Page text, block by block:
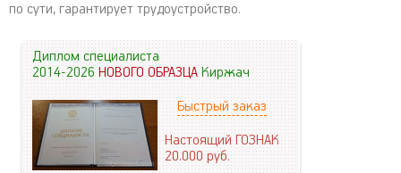
по сути, гарантирует трудоустройство.
Диплом специалиста
2014-2026НОВОГО ОБРАЗЦАКиржач
Быстрый заказ
Настоящий ГОЗНАК
20.000руб.